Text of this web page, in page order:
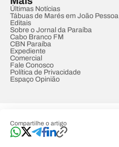
Compartilhe o artigo
Últimas Notícias
Tábuas de Marés em João Pessoa
Editais
Sobre o Jornal da Paraíba
Cabo Branco FM
CBN Paraíba
Expediente
Comercial
Fale Conosco
Política de Privacidade
Espaço Opinião
Developed by Designed by